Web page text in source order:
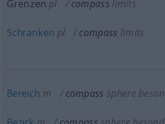
Grenzen pl compass limits
Schranken pl compass limits
Bereich m compass sphere